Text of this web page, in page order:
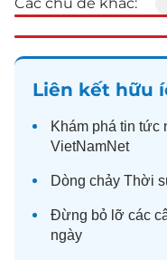
Liên kết hữu
Khám phá tin tức
VietNamNet
Dòng chảy Thời
Đừng bỏ lỡ các
ngày